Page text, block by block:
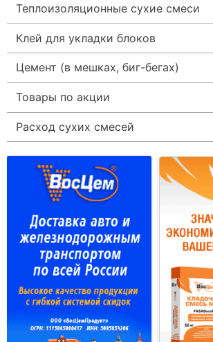
Теплоизоляционные сухие смеси
Клей для укладки блоков
Цемент (в мешках, биг-бегах)
Товары по акции
Расход сухих смесей